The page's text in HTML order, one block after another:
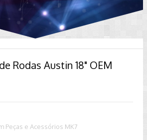
Rodas Austin 18" OEM
Peças e Acessórios MK7